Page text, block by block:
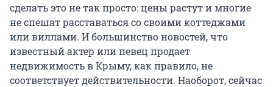
сделать это не так просто: цены растут и многие
не спешат расставаться со своими коттеджами
или виллами. И большинство новостей, что
известный актер или певец продает
недвижимость в Крыму, как правило, не
соответствует действительности. Наоборот, сейчас